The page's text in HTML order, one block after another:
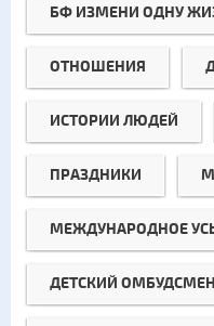
БФ ИЗМЕНИ ОДНУ
ОТНОШЕНИЯ
ИСТОРИИ ЛЮДЕЙ
ПРАЗДНИКИ
МЕЖДУНАРОДНОЕ
ДЕТСКИЙ ОМБУДСМЕН